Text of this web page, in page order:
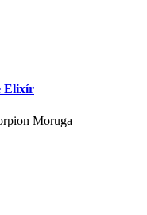
Elixír
Moruga